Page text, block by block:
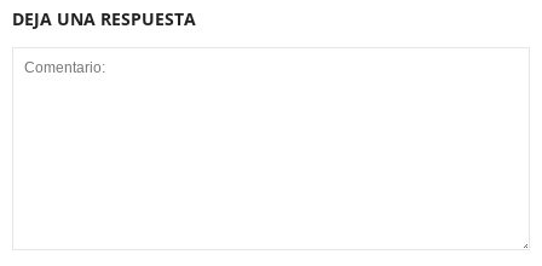
DEJA UNA RESPUESTA